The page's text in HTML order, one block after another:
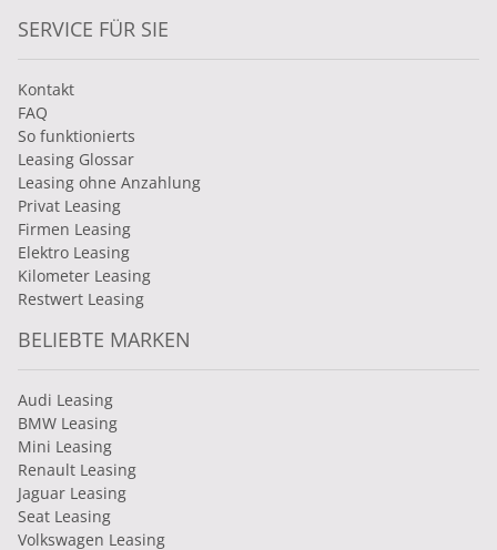
SERVICE FÜR SIE
Kontakt
FAQ
So funktionierts
Leasing Glossar
Leasing ohne Anzahlung
Privat Leasing
Firmen Leasing
Elektro Leasing
Kilometer Leasing
Restwert Leasing
BELIEBTE MARKEN
Audi Leasing
BMW Leasing
Mini Leasing
Renault Leasing
Jaguar Leasing
Seat Leasing
Volkswagen Leasing